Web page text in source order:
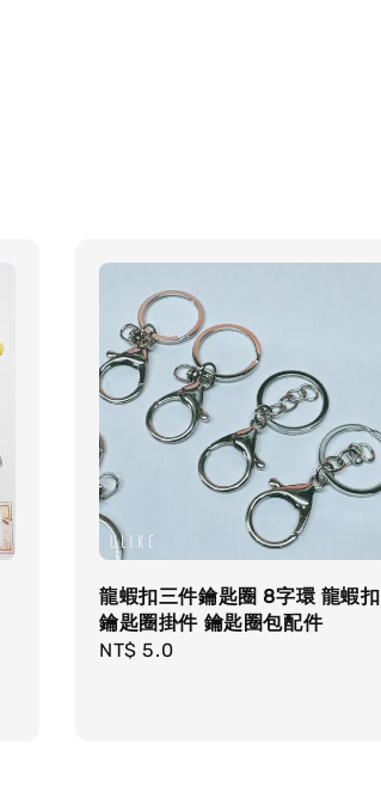
龍蝦扣三件鑰匙圈 8字環 龍蝦扣
鑰匙圈掛件 鑰匙圈包配件
Regular
NT$ 5.0